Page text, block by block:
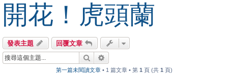
開花！虎頭蘭
發表主題
回覆文章
搜尋
第一篇未閱讀文章• 1 篇文章 • 第 1 頁 (共 1 頁)